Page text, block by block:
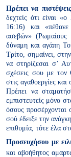
Πρέπει να
δεχτείς ότι είναι
16:16) και
ασεβών» (Ρωμαίους
δύναμη και αγάπη
Τρίτο, σημαίνει,
να στηρίζεσαι σ’
σχέσεις σου με τον
στις αγαθοεργίες
Πρέπει να
εμπιστευτείς μόνο
όσους
σού έδειξε την
επιθυμία, τότε έλα
Προσευχήσου με
και αβοήθητος